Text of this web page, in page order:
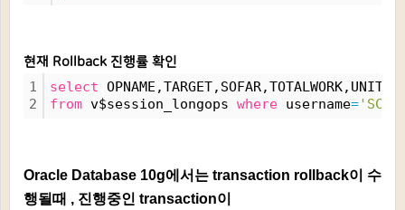
현재 Rollback 진행률 확인
1
2
select
from v$session_longops where username=
Oracle Database 10g에서는 transaction rollback이 수
행될때 , 진행중인 transaction이